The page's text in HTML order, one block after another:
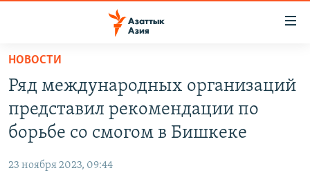
Вернуться
основному
содержанию
Вернутся
главной
навигации
КЫРГЫЗСТАН
ТАДЖИКИСТАН
НОВОСТИ
ВОЙНА В УКРАИНЕ
ҚАЗАҚША
НОВОСТИ
Ряд международных организаций
представил рекомендации по
борьбе со смогом в Бишкеке
23 ноября 2023, 09:44